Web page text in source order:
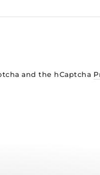
and the hCaptcha